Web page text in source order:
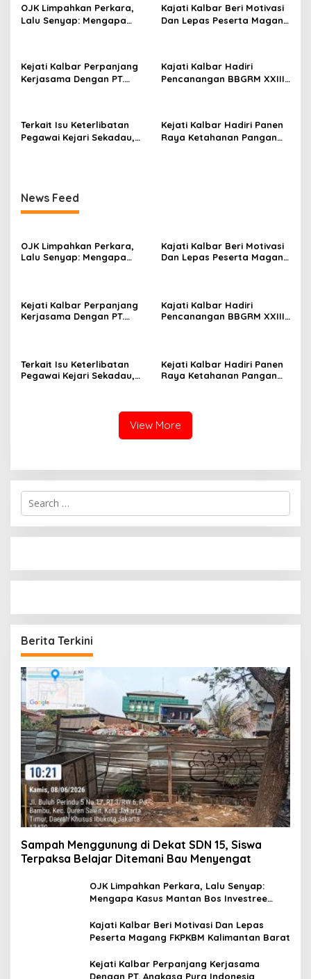
OJK Limpahkan Perkara,
Lalu Senyap: Mengapa
Kajati Kalbar Beri Motivasi
Dan Lepas Peserta Magang
Kejati Kalbar Perpanjang
Kerjasama Dengan PT.
Kajati Kalbar Hadiri
Pencanangan BBGRM XXIII,
2026
Terkait Isu Keterlibatan
Pegawai Kejari Sekadau,
Kejati Kalbar Hadiri Panen
Raya Ketahanan Pangan
News Feed
OJK Limpahkan Perkara,
Lalu Senyap: Mengapa
Kajati Kalbar Beri Motivasi
Dan Lepas Peserta Magang
Kejati Kalbar Perpanjang
Kerjasama Dengan PT.
Kajati Kalbar Hadiri
Pencanangan BBGRM XXIII,
2026
Terkait Isu Keterlibatan
Pegawai Kejari Sekadau,
Kejati Kalbar Hadiri Panen
Raya Ketahanan Pangan
View More
Search
for:
Berita Terkini
Sampah Menggunung di Dekat SDN 15, Siswa
Terpaksa Belajar Ditemani Bau Menyengat
OJK Limpahkan Perkara, Lalu Senyap:
Mengapa Kasus Mantan Bos Investree
Kajati Kalbar Beri Motivasi Dan Lepas
Peserta Magang FKPKBM Kalimantan Barat
Kejati Kalbar Perpanjang Kerjasama
Dengan PT. Angkasa Pura Indonesia